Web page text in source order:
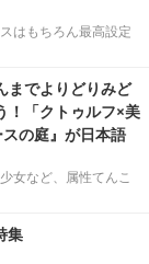
はもちろん最高設定
までよりどりみど
！「クトゥルフ×美
の庭』が日本語
女など、属性てんこ
集